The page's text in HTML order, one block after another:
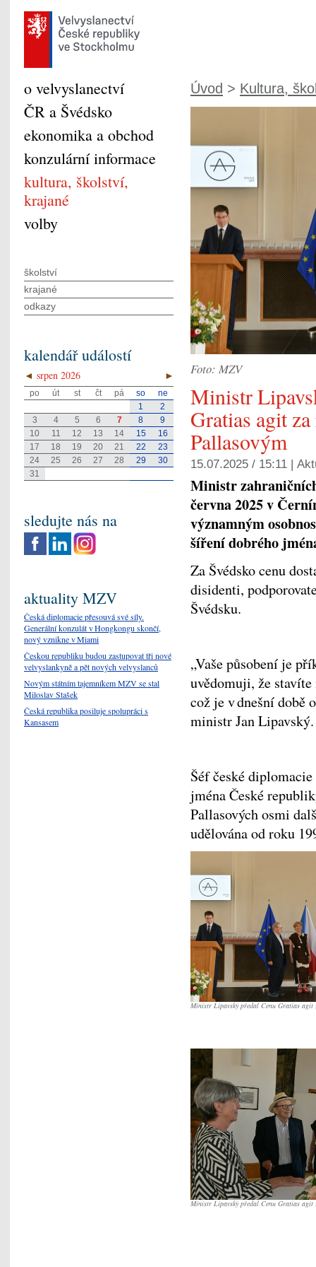
Úvod > Kultura,
Foto: MZV
Ministr
Gratias agit
Pallasovým
15.07.2025 / 15:11 |
Ministr
června 2025 v
významným
šíření dobrého
Za Švédsko cenu
disidenti,
Švédsku.
„Vaše působení je
uvědomuji, že
což je v dnešní době
ministr Jan
Šéf české
jména České
Pallasových osmi
udělována od roku
Ministr Lipavský předal Cenu Gratias agit
Ministr Lipavský předal Cenu Gratias agit
o velvyslanectví
ČR a Švédsko
ekonomika a obchod
konzulární informace
kultura, školství,
krajané
volby
školství
krajané
odkazy
kalendář událostí
◄ ►
srpen 2026
po út st čt pá so
ne
1
2
3
4 5 6 7 8
9
10
11 12 13 14 15
16
17
18 19 20 21 22
23
24
25 26 27 28 29
30
31
sledujte nás na
aktuality MZV
Česká diplomacie přesouvá své síly.
Generální konzulát v Hongkongu skončí,
nový vznikne v Miami
Českou republiku budou zastupovat tři nové
velvyslankyně a pět nových velvyslanců
Novým státním tajemníkem MZV se stal
Miloslav Stašek
Česká republika posiluje spolupráci s
Kansasem